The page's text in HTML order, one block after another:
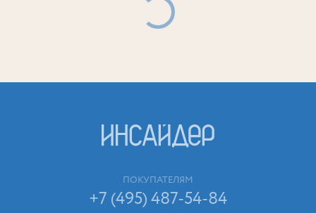
ПОКУПАТЕЛЯМ
+7 (495) 487-54-84